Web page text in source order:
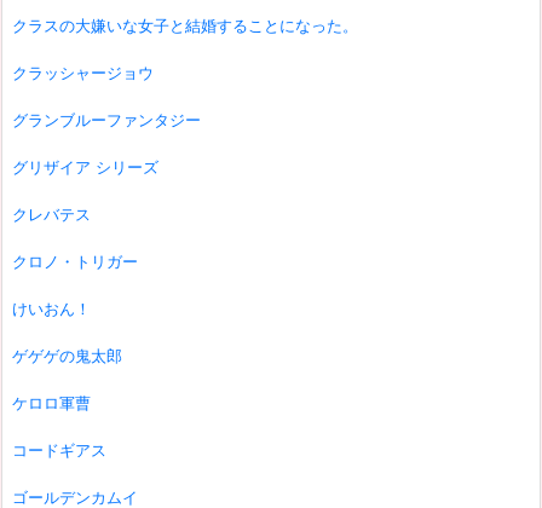
クラスの大嫌いな女子と結婚することになった。
クラッシャージョウ
グランブルーファンタジー
グリザイア シリーズ
クレバテス
クロノ・トリガー
けいおん！
ゲゲゲの鬼太郎
ケロロ軍曹
コードギアス
ゴールデンカムイ